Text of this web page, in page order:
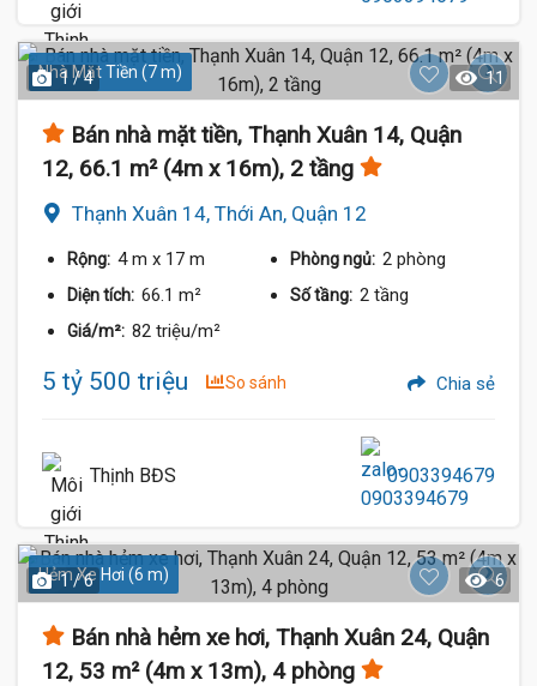
Nhà Mặt Tiền (7 m)
1 / 4 11
Bán nhà mặt tiền, Thạnh Xuân 14, Quận
12, 66.1 m² (4m x 16m), 2 tầng
Thạnh Xuân 14, Thới An, Quận 12
Rộng: 4 m x 17 m Phòng ngủ: 2 phòng
Diện tích: 66.1 m² Số tầng: 2 tầng
Giá/m²: 82 triệu/m²
5 tỷ 500 triệu So sánh Chia sẻ
Thịnh BĐS 0903394679
Hẻm Xe Hơi (6 m)
1 / 6 6
Bán nhà hẻm xe hơi, Thạnh Xuân 24, Quận
12, 53 m² (4m x 13m), 4 phòng